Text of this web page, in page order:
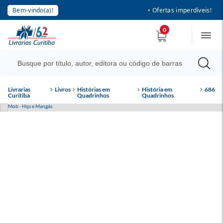
Bem-vindo(a)! • Ofertas imperdíveis!
0
Livrarias
Curitiba
Livros
Histórias em
Quadrinhos
História em
Quadrinhos
686